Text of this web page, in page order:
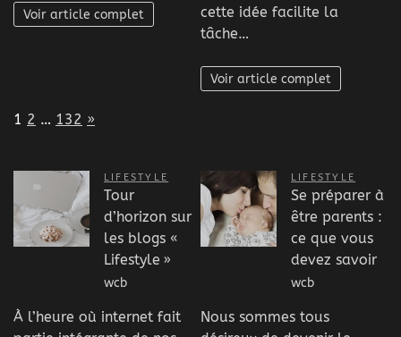
Voir article complet
cette idée facilite la
tâche…
Voir article complet
Page:
1 2 … 132 Next
»
LIFESTYLE
Tour
d’horizon sur
les blogs «
Lifestyle »
wcb
À l’heure où internet fait
LIFESTYLE
Se préparer à
être parents :
ce que vous
devez savoir
wcb
Nous sommes tous